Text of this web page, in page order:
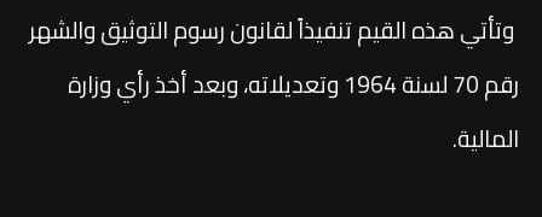
وتأتي هذه القيم تنفيذاً لقانون رسوم التوثيق والشهر
رقم 70 لسنة 1964 وتعديلاته، وبعد أخذ رأي وزارة
المالية.